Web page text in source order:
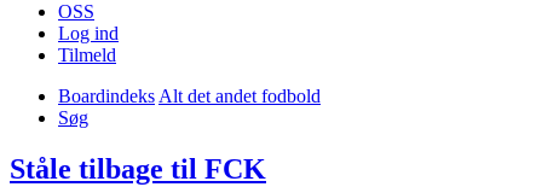
OSS
Log ind
Tilmeld
BoardindeksAlt det andet fodbold
Søg
Ståle tilbage til FCK